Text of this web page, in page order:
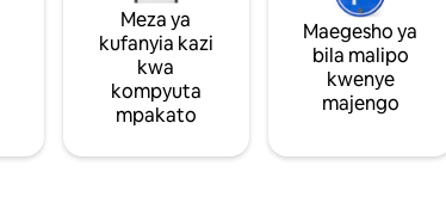
Meza ya
kufanyia kazi
kwa
kompyuta
mpakato
Maegesho ya
bila malipo
kwenye
majengo